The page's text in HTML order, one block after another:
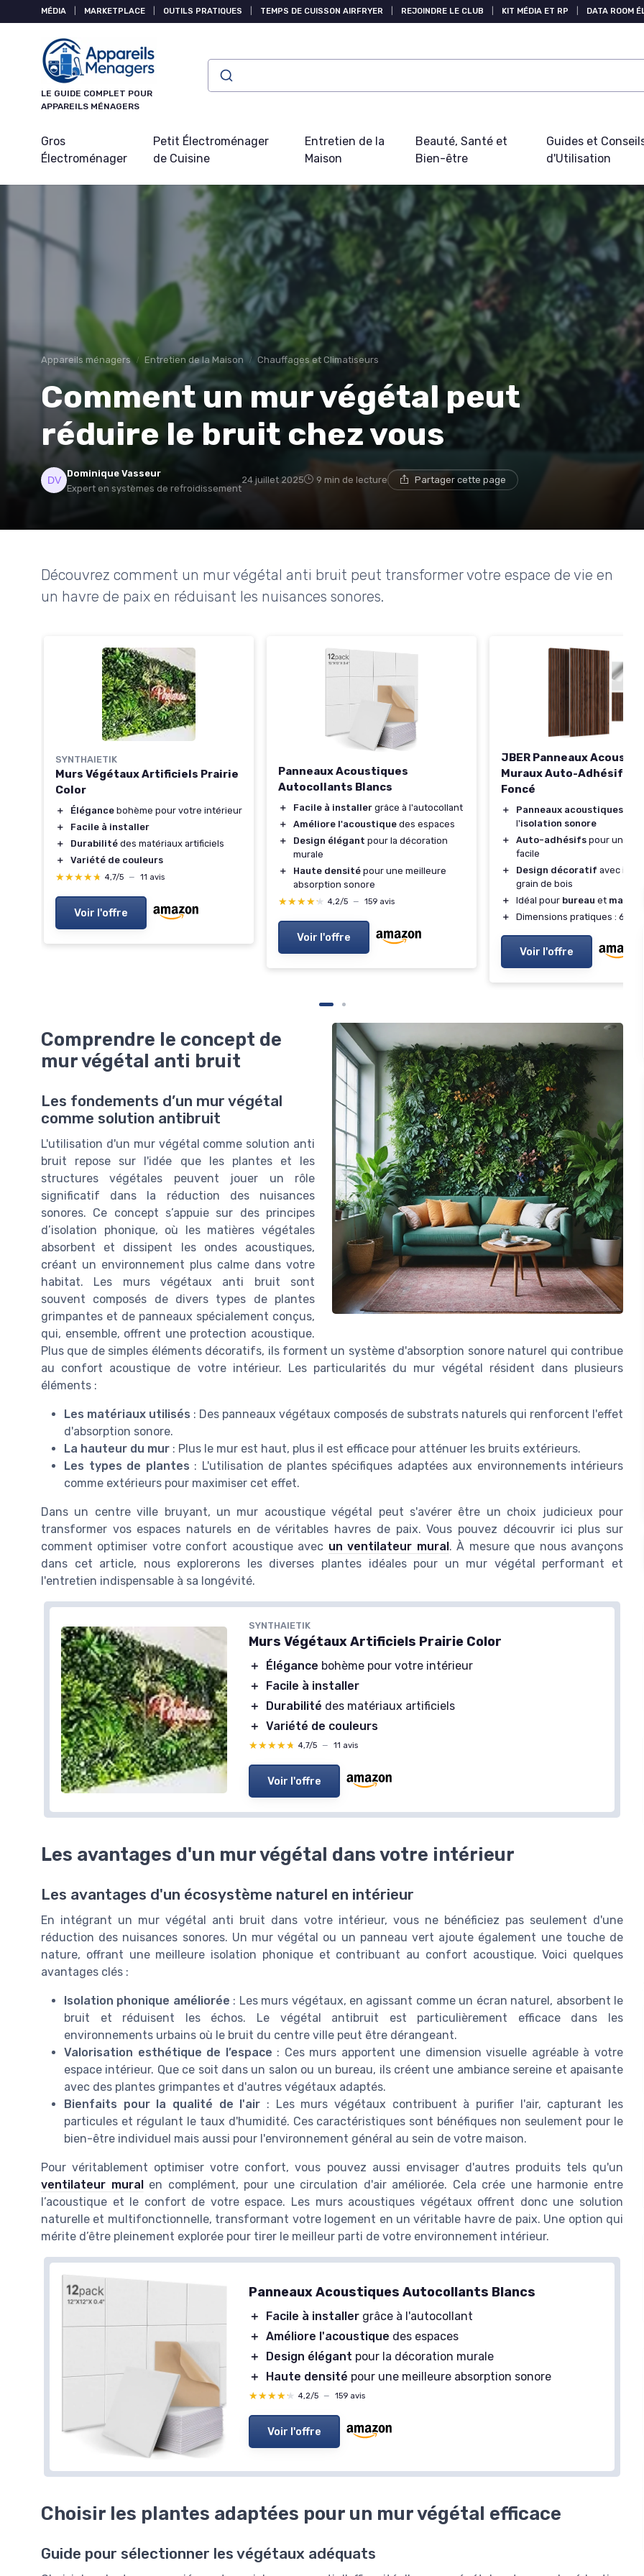
MÉDIA MARKETPLACE OUTILS PRATIQUES TEMPS DE CUISSON AIRFRYER REJOINDRE LE CLUB KIT MÉDIA ET RP DATA ROOM
LE GUIDE COMPLET POUR
APPAREILS MÉNAGERS
Gros
Électroménager
Petit Électroménager
de Cuisine
Entretien de la
Maison
Beauté, Santé et
Bien-être
Guides et
d'Utilisation
Appareils ménagers Entretien de la Maison Chauffages et Climatiseurs
Comment un mur végétal peut
réduire le bruit chez vous
Dominique Vasseur
Expert en systèmes de refroidissement
24 juillet 2025 9 min de lecture Partager cette page
Découvrez comment un mur végétal anti bruit peut transformer votre espace de vie en
un havre de paix en réduisant les nuisances sonores.
SYNTHAIETIK
Murs Végétaux Artificiels Prairie
Color
＋ Élégance bohème pour votre intérieur
＋
Facile à installer
＋
Durabilité des matériaux artificiels
＋
Variété de couleurs
★★★★★
★★★★★ 4,7/5 — 11 avis
Voir l'offre
Panneaux Acoustiques
Autocollants Blancs
＋ Facile à installer grâce à l'autocollant
＋
Améliore l'acoustique des espaces
＋
Design élégant pour la décoration
murale
＋
Haute densité pour une meilleure
absorption sonore
★★★★★
★★★★★ 4,2/5 — 159 avis
Voir l'offre
JBER Panneaux
Muraux Auto-Adhésifs -
Foncé
＋ Panneaux acoustiques
l'isolation sonore
＋
Auto-adhésifs pour une
facile
＋
Design décoratif avec
grain de bois
＋
Idéal pour bureau et maison
＋
Dimensions pratiques :
Voir l'offre
Comprendre le concept de
mur végétal anti bruit
Les fondements d’un mur végétal
comme solution antibruit
L'utilisation d'un mur végétal comme solution anti
bruit repose sur l'idée que les plantes et les
structures végétales peuvent jouer un rôle
significatif dans la réduction des nuisances
sonores. Ce concept s’appuie sur des principes
d’isolation phonique, où les matières végétales
absorbent et dissipent les ondes acoustiques,
créant un environnement plus calme dans votre
habitat. Les murs végétaux anti bruit sont
souvent composés de divers types de plantes
grimpantes et de panneaux spécialement conçus,
qui, ensemble, offrent une protection acoustique.
Plus que de simples éléments décoratifs, ils forment un système d'absorption sonore naturel qui contribue
au confort acoustique de votre intérieur. Les particularités du mur végétal résident dans plusieurs
éléments :
Les matériaux utilisés : Des panneaux végétaux composés de substrats naturels qui renforcent l'effet
d'absorption sonore.
La hauteur du mur : Plus le mur est haut, plus il est efficace pour atténuer les bruits extérieurs.
Les types de plantes : L'utilisation de plantes spécifiques adaptées aux environnements intérieurs
comme extérieurs pour maximiser cet effet.
Dans un centre ville bruyant, un mur acoustique végétal peut s'avérer être un choix judicieux pour
transformer vos espaces naturels en de véritables havres de paix. Vous pouvez découvrir ici plus sur
comment optimiser votre confort acoustique avec un ventilateur mural . À mesure que nous avançons
dans cet article, nous explorerons les diverses plantes idéales pour un mur végétal performant et
l'entretien indispensable à sa longévité.
SYNTHAIETIK
Murs Végétaux Artificiels Prairie Color
＋ Élégance bohème pour votre intérieur
＋
Facile à installer
＋
Durabilité des matériaux artificiels
＋ Variété de couleurs
★★★★★
★★★★★ 4,7/5 — 11 avis
Voir l'offre
Les avantages d'un mur végétal dans votre intérieur
Les avantages d'un écosystème naturel en intérieur
En intégrant un mur végétal anti bruit dans votre intérieur, vous ne bénéficiez pas seulement d'une
réduction des nuisances sonores. Un mur végétal ou un panneau vert ajoute également une touche de
nature, offrant une meilleure isolation phonique et contribuant au confort acoustique. Voici quelques
avantages clés :
Isolation phonique améliorée : Les murs végétaux, en agissant comme un écran naturel, absorbent le
bruit et réduisent les échos. Le végétal antibruit est particulièrement efficace dans les
environnements urbains où le bruit du centre ville peut être dérangeant.
Valorisation esthétique de l’espace : Ces murs apportent une dimension visuelle agréable à votre
espace intérieur. Que ce soit dans un salon ou un bureau, ils créent une ambiance sereine et apaisante
avec des plantes grimpantes et d'autres végétaux adaptés.
Bienfaits pour la qualité de l'air : Les murs végétaux contribuent à purifier l'air, capturant les
particules et régulant le taux d'humidité. Ces caractéristiques sont bénéfiques non seulement pour le
bien-être individuel mais aussi pour l'environnement général au sein de votre maison.
Pour véritablement optimiser votre confort, vous pouvez aussi envisager d'autres produits tels qu'un
ventilateur mural
en complément, pour une circulation d'air améliorée. Cela crée une harmonie entre
l’acoustique et le confort de votre espace. Les murs acoustiques végétaux offrent donc une solution
naturelle et multifonctionnelle, transformant votre logement en un véritable havre de paix. Une option qui
mérite d’être pleinement explorée pour tirer le meilleur parti de votre environnement intérieur.
Panneaux Acoustiques Autocollants Blancs
＋ Facile à installer grâce à l'autocollant
＋ Améliore l'acoustique des espaces
＋
Design élégant pour la décoration murale
＋
Haute densité pour une meilleure absorption sonore
★★★★★
★★★★★ 4,2/5 — 159 avis
Voir l'offre
Choisir les plantes adaptées pour un mur végétal efficace
Guide pour sélectionner les végétaux adéquats
Panneau de gestion des cookies